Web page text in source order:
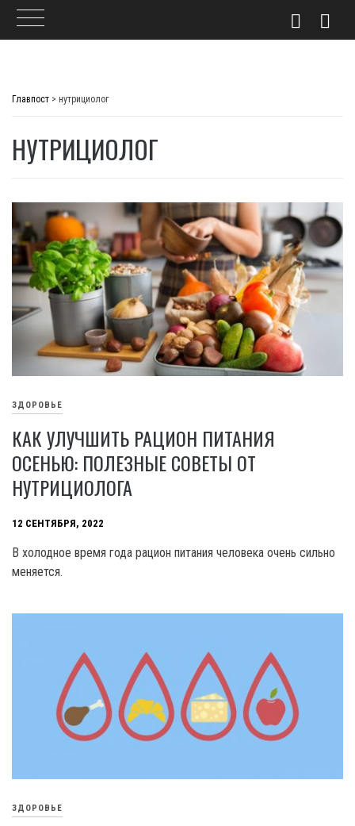
Главпост > нутрициолог
НУТРИЦИОЛОГ
ЗДОРОВЬЕ
КАК УЛУЧШИТЬ РАЦИОН ПИТАНИЯ
ОСЕНЬЮ: ПОЛЕЗНЫЕ СОВЕТЫ ОТ
НУТРИЦИОЛОГА
12 СЕНТЯБРЯ, 2022
В холодное время года рацион питания человека очень сильно
меняется.
ЗДОРОВЬЕ